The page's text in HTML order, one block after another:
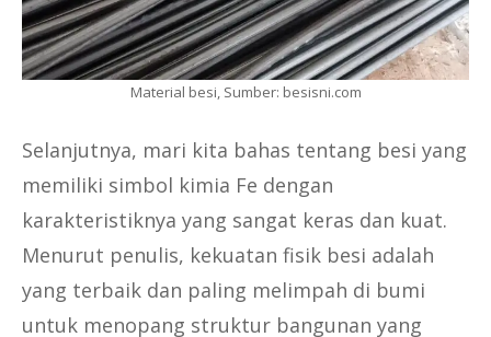
Material besi, Sumber: besisni.com
Selanjutnya, mari kita bahas tentang besi yang
memiliki simbol kimia Fe dengan
karakteristiknya yang sangat keras dan kuat.
Menurut penulis, kekuatan fisik besi adalah
yang terbaik dan paling melimpah di bumi
untuk menopang struktur bangunan yang